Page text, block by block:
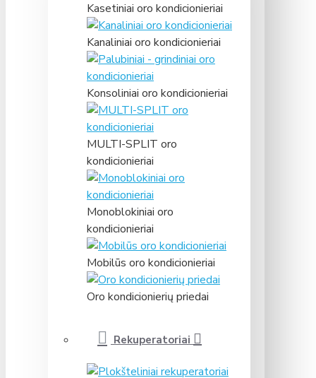
Kasetiniai oro kondicionieriai
Kanaliniai oro kondicionieriai
Konsoliniai oro kondicionieriai
MULTI-SPLIT oro
kondicionieriai
Monoblokiniai oro
kondicionieriai
Mobilūs oro kondicionieriai
Oro kondicionierių priedai
Rekuperatoriai